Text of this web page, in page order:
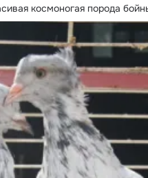
космоногая порода